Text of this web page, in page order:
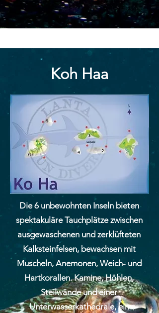
Koh Haa
Die 6 unbewohnten Inseln bieten
spektakuläre Tauchplätze zwischen
ausgewaschenen und zerklüfteten
Kalksteinfelsen, bewachsen mit
Muscheln, Anemonen, Weich- und
Hartkorallen. Kamine, Höhlen,
Steilwände und einer
Unterwasserkathedrale, ein